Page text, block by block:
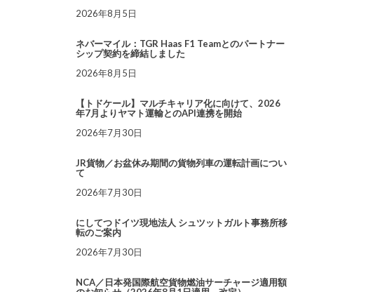
2026年8月5日
ネバーマイル：TGR Haas F1 Teamとのパートナー
シップ契約を締結しました
2026年8月5日
【トドケール】マルチキャリア化に向けて、2026
年7月よりヤマト運輸とのAPI連携を開始
2026年7月30日
JR貨物／お盆休み期間の貨物列車の運転計画につい
て
2026年7月30日
にしてつドイツ現地法人 シュツットガルト事務所移
転のご案内
2026年7月30日
NCA／日本発国際航空貨物燃油サーチャージ適用額